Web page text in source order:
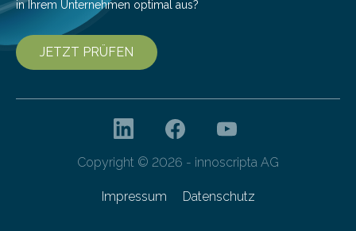
in Ihrem Unternehmen optimal aus?
JETZT PRÜFEN
Copyright © 2026 - innoscripta AG
Impressum Datenschutz